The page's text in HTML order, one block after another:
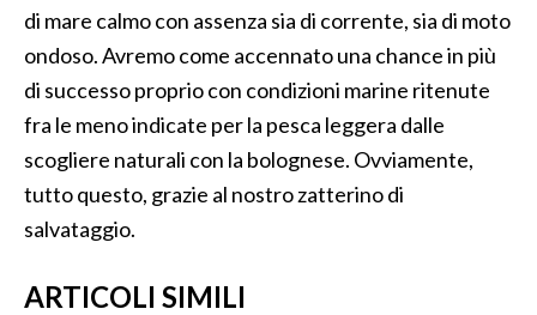
di mare calmo con assenza sia di corrente, sia di moto
ondoso. Avremo come accennato una chance in più
di successo proprio con condizioni marine ritenute
fra le meno indicate per la pesca leggera dalle
scogliere naturali con la bolognese. Ovviamente,
tutto questo, grazie al nostro zatterino di
salvataggio.
ARTICOLI SIMILI